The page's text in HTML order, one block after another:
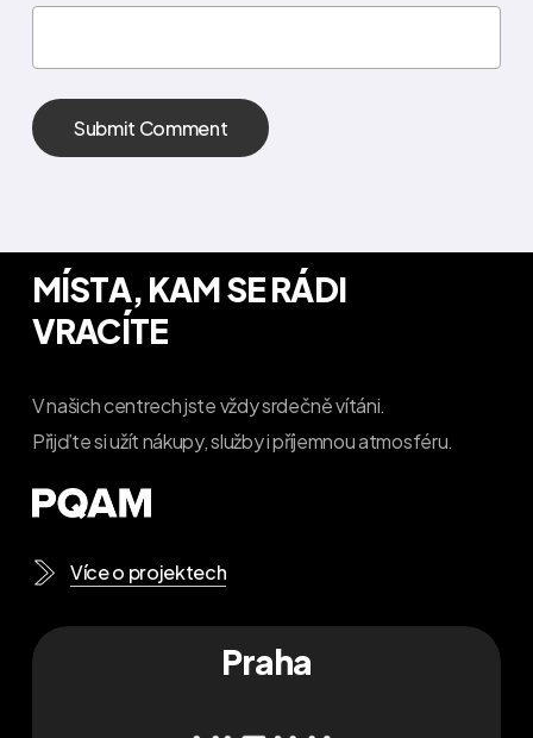
MÍSTA, KAM SE RÁDI
VRACÍTE
V našich centrech jste vždy srdečně vítáni.
Přijďte si užít nákupy, služby i příjemnou atmosféru.
Více o projektech
Praha